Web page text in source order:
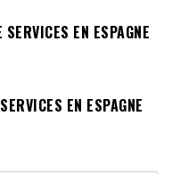
EN ESPAGNE
EN ESPAGNE